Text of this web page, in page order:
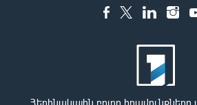
Հեղինակային բոլոր